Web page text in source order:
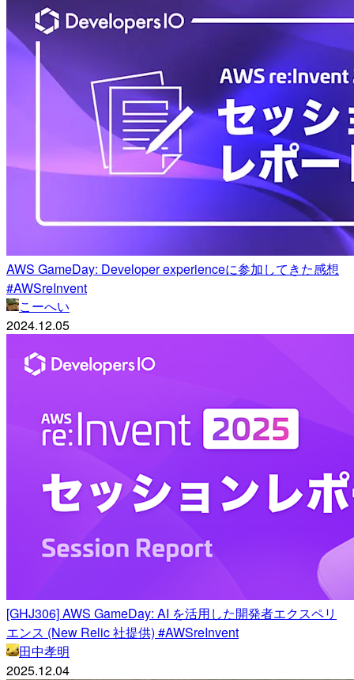
AWS GameDay: Developer experienceに参加してきた感想
#AWSreInvent
こーへい
2024.12.05
[GHJ306] AWS GameDay: AI を活用した開発者エクスペリ
エンス (New Relic 社提供) #AWSreInvent
田中孝明
2025.12.04